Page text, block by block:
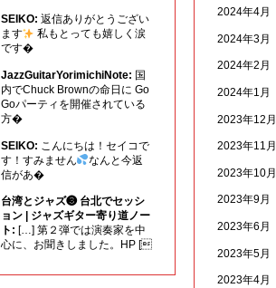
SEIKO: 返信ありがとうござい
ます
私もとっても嬉しく涙
です�
JazzGuitarYorimichiNote: 国
内でChuck Brownの命日に Go
Goパーティを開催されている
方�
SEIKO: こんにちは！セイコで
す！すみません
なんと今返
信があ�
台湾とジャズ❸ 台北でセッシ
ョン | ジャズギター寄り道ノー
ト: […] 第２弾では演奏家を中
心に、お聞きしました。HP [
2024年4月
2024年3月
2024年2月
2024年1月
2023年12月
2023年11月
2023年10月
2023年9月
2023年6月
2023年5月
2023年4月